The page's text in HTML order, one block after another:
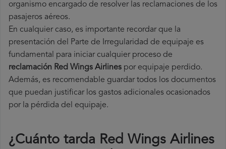
organismo encargado de resolver las reclamaciones de los
pasajeros aéreos.
En cualquier caso, es importante recordar que la
presentación del Parte de Irregularidad de equipaje es
fundamental para iniciar cualquier proceso de
reclamación Red Wings Airlines por equipaje perdido.
Además, es recomendable guardar todos los documentos
que puedan justificar los gastos adicionales ocasionados
por la pérdida del equipaje.
¿Cuánto tarda Red Wings Airlines